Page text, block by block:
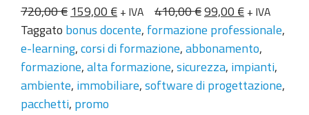
720,00€ Il prezzo originale era: 720,00 €.
159,00 €Il prezzo attuale è: 159,00 €.
+ IVA 410,00€Il prezzo originale
99,00 €Il prezzo
+ IVA
Taggato bonus docente, formazione professionale,
e-learning,corsi di formazione,abbonamento,
formazione,alta formazione,sicurezza, impianti,
ambiente, immobiliare,software di progettazione,
pacchetti, promo